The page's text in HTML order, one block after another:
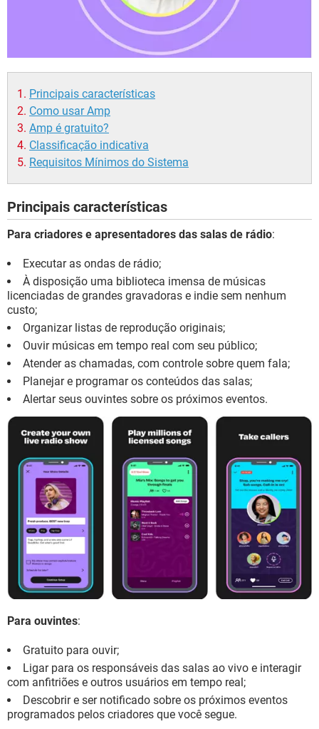
Principais características
Como usar Amp
Amp é gratuito?
Classificação indicativa
Requisitos Mínimos do Sistema
Principais características
Para criadores e apresentadores das salas de rádio:
Executar as ondas de rádio;
À disposição uma biblioteca imensa de músicas
licenciadas de grandes gravadoras e indie sem nenhum
custo;
Organizar listas de reprodução originais;
Ouvir músicas em tempo real com seu público;
Atender as chamadas, com controle sobre quem fala;
Planejar e programar os conteúdos das salas;
Alertar seus ouvintes sobre os próximos eventos.
Para ouvintes:
Gratuito para ouvir;
Ligar para os responsáveis das salas ao vivo e interagir
com anfitriões e outros usuários em tempo real;
Descobrir e ser notificado sobre os próximos eventos
programados pelos criadores que você segue.